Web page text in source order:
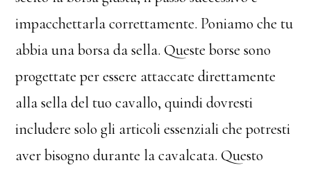
impacchettarla correttamente. Poniamo che tu
abbia una borsa da sella. Queste borse sono
progettate per essere attaccate direttamente
alla sella del tuo cavallo, quindi dovresti
includere solo gli articoli essenziali che potresti
aver bisogno durante la cavalcata. Questo